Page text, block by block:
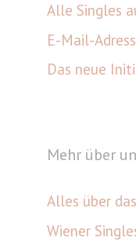
Alle Singles
E-Mail-
Das neue
Mehr über
Alles über
Wiener